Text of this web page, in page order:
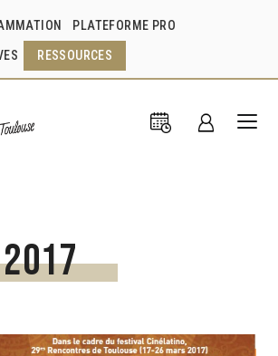
PLATEFORME PRO
RESSOURCES